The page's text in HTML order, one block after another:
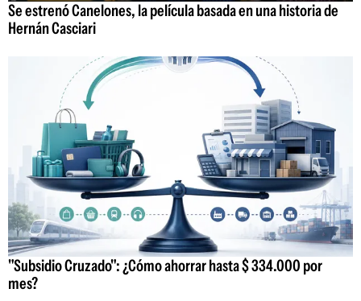
Se estrenó Canelones, la película basada en una historia de
Hernán Casciari
"Subsidio Cruzado": ¿Cómo ahorrar hasta $ 334.000 por
mes?